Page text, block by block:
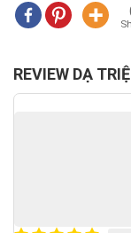
REVIEW DẠ